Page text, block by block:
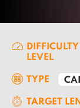
DIFFICULTY
LEVEL
TYPE
TARGET